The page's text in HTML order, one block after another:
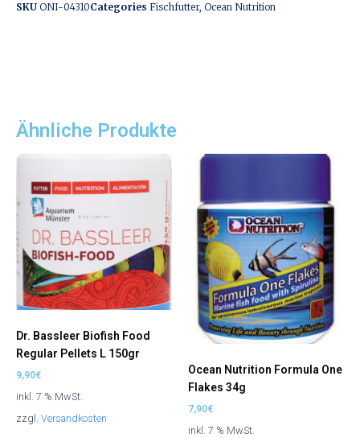
SKU ONI-04310Categories Fischfutter, Ocean Nutrition
Ähnliche Produkte
Dr. Bassleer Biofish Food
Regular Pellets L 150gr
9,90€
inkl. 7 % MwSt.
zzgl. Versandkosten
Ocean Nutrition Formula One
Flakes 34g
7,90€
inkl. 7 % MwSt.